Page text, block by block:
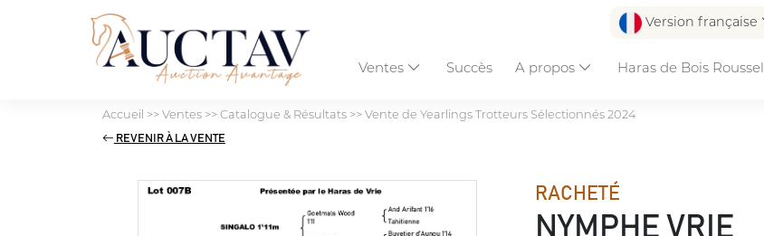
Version française
Ventes Succès A propos Haras de Bois Roussel
Accueil >>Ventes>>Catalogue & Résultats>>Vente de Yearlings Trotteurs Sélectionnés 2024
REVENIR À LA VENTE
RACHETÉ
NYMPHE VRIE